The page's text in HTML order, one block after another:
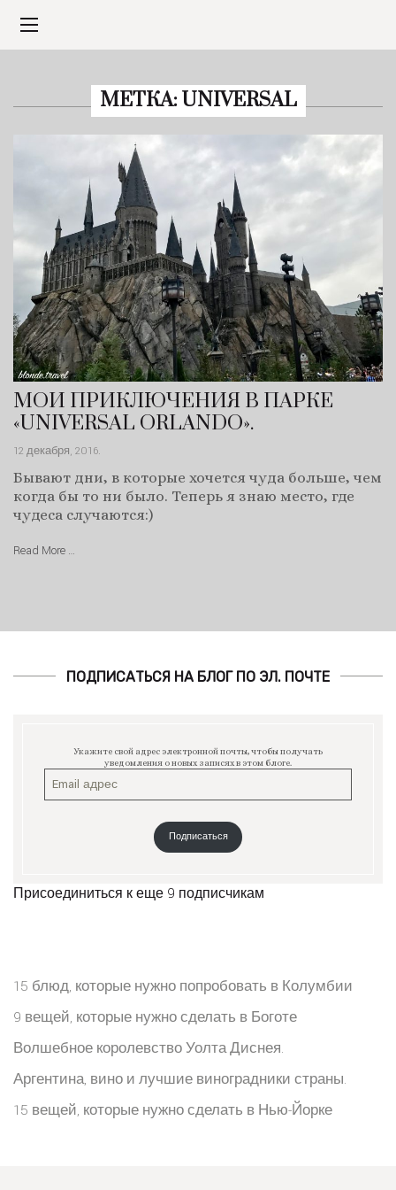
МЕТКА:UNIVERSAL
МОИ ПРИКЛЮЧЕНИЯ В ПАРКЕ
«UNIVERSAL ORLANDO».
12 декабря, 2016.
Бывают дни, в которые хочется чуда больше, чем
когда бы то ни было. Теперь я знаю место, где
чудеса случаются:)
Read More …
ПОДПИСАТЬСЯ НА БЛОГ ПО ЭЛ. ПОЧТЕ
Укажите свой адрес электронной почты, чтобы получать
уведомления о новых записях в этом блоге.
Подписаться
Присоединиться к еще 9 подписчикам
15 блюд, которые нужно попробовать в Колумбии
9 вещей, которые нужно сделать в Боготе
Волшебное королевство Уолта Диснея.
Аргентина, вино и лучшие виноградники страны.
15 вещей, которые нужно сделать в Нью-Йорке